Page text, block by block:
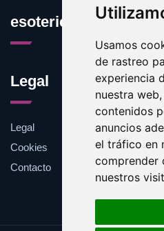
Usamos
de rastreo
experiencia
nuestra
contenidos
anuncios
el tráfico en
comprender
nuestros
esotericos.es
Legal
Legal
Cookies
Contacto